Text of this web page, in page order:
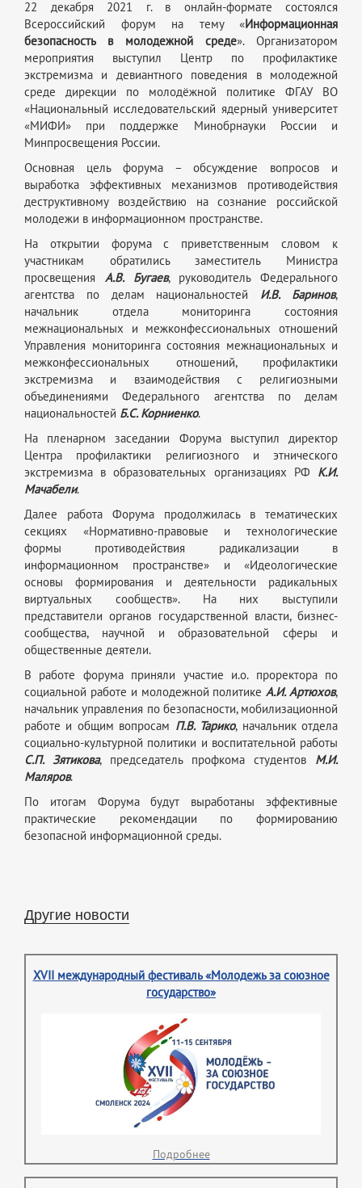
22 декабря 2021 г. в онлайн-формате состоялся
Всероссийский форум на тему «Информационная
безопасность в молодежной среде». Организатором
мероприятия выступил Центр по профилактике
экстремизма и девиантного поведения в молодежной
среде дирекции по молодёжной политике ФГАУ ВО
«Национальный исследовательский ядерный университет
«МИФИ» при поддержке Минобрнауки России и
Минпросвещения России.
Основная цель форума – обсуждение вопросов и
выработка эффективных механизмов противодействия
деструктивному воздействию на сознание российской
молодежи в информационном пространстве.
На открытии форума с приветственным словом к
участникам обратились заместитель Министра
просвещения А.В. Бугаев, руководитель Федерального
агентства по делам национальностей И.В. Баринов,
начальник отдела мониторинга состояния
межнациональных и межконфессиональных отношений
Управления мониторинга состояния межнациональных и
межконфессиональных отношений, профилактики
экстремизма и взаимодействия с религиозными
объединениями Федерального агентства по делам
национальностей Б.С. Корниенко.
На пленарном заседании Форума выступил директор
Центра профилактики религиозного и этнического
экстремизма в образовательных организациях РФ К.И.
Мачабели.
Далее работа Форума продолжилась в тематических
секциях «Нормативно-правовые и технологические
формы противодействия радикализации в
информационном пространстве» и «Идеологические
основы формирования и деятельности радикальных
виртуальных сообществ». На них выступили
представители органов государственной власти, бизнес-
сообщества, научной и образовательной сферы и
общественные деятели.
В работе форума приняли участие и.о. проректора по
социальной работе и молодежной политикеА.И. Артюхов,
начальник управления по безопасности, мобилизационной
работе и общим вопросам П.В. Тарико, начальник отдела
социально-культурной политики и воспитательной работы
С.П. Зятикова, председатель профкома студентов М.И.
Маляров.
По итогам Форума будут выработаны эффективные
практические рекомендации по формированию
безопасной информационной среды.
Другие новости
XVII международный фестиваль «Молодежь за союзное
государство»
Подробнее